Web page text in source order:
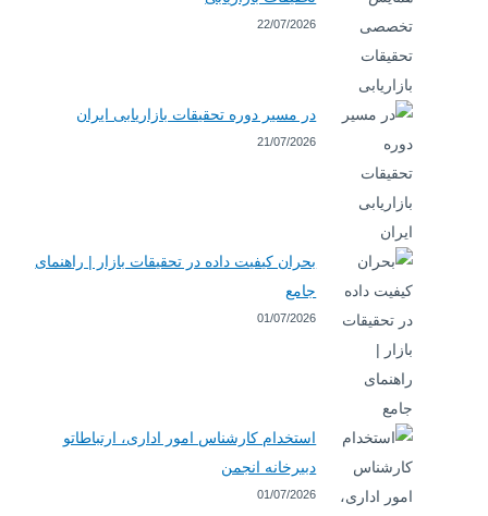
22/07/2026
در مسیر دوره تحقیقات بازاریابی ایران
21/07/2026
بحران کیفیت داده در تحقیقات بازار | راهنمای
جامع
01/07/2026
استخدام کارشناس امور اداری، ارتباطاتو
دبیرخانه انجمن
01/07/2026